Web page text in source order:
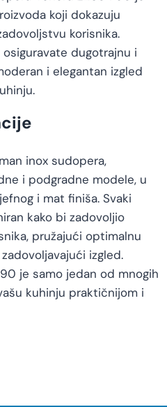
koji dokazuju
korisnika.
dugotrajnu i
i elegantan izgled
inox sudopera,
i podgradne modele, u
i mat finiša. Svaki
kako bi zadovoljio
pružajući optimalnu
izgled.
je samo jedan od mnogih
kuhinju praktičnijom i